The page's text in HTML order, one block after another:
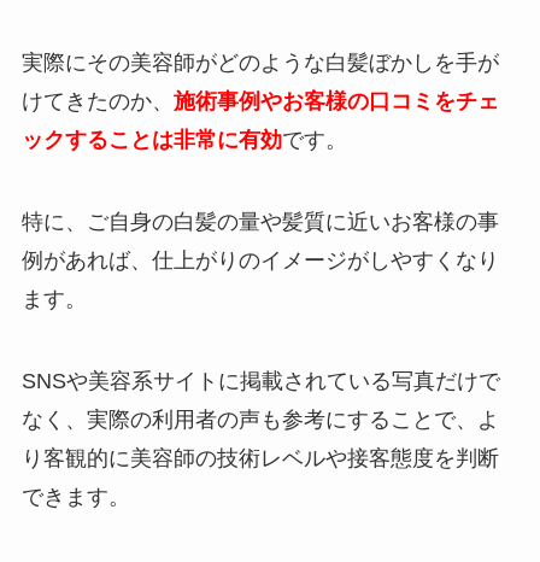
実際にその美容師がどのような白髪ぼかしを手が
けてきたのか、 施術事例やお客様の口コミをチェ
ックすることは非常に有効です。
特に、ご自身の白髪の量や髪質に近いお客様の事
例があれば、仕上がりのイメージがしやすくなり
ます。
SNSや美容系サイトに掲載されている写真だけで
なく、実際の利用者の声も参考にすることで、よ
り客観的に美容師の技術レベルや接客態度を判断
できます。